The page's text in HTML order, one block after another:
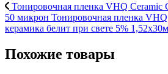
Тонировочная пленка VHQ Ceramic
50 микрон Тонировочная пленка
керамика белит при свете 5%
Похожие товары